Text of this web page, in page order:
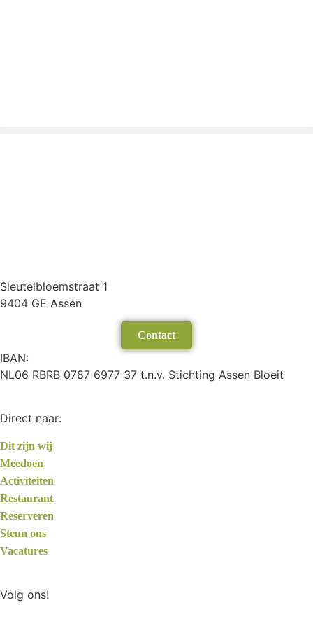
Sleutelbloemstraat 1
9404 GE Assen
Contact
IBAN:
NL06 RBRB 0787 6977 37 t.n.v. Stichting Assen Bloeit
Direct naar:
Dit zijn wij
Meedoen
Activiteiten
Restaurant
Reserveren
Steun ons
Vacatures
Volg ons!